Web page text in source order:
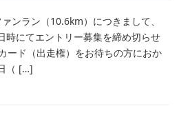
ンラン（10.6km）につきまして、
時にてエントリー募集を締め切らせ
ード（出走権）をお待ちの方におか
（ […]